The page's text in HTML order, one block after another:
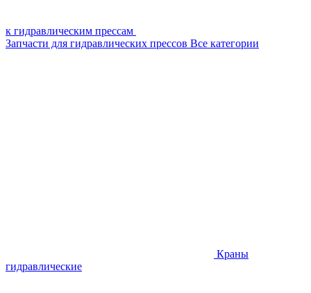
к гидравлическим прессам
Запчасти для гидравлических прессов Все категории
Краны
гидравлические